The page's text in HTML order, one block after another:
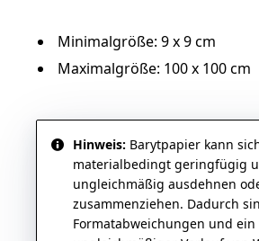
Minimalgröße: 9 x 9 cm
Maximalgröße: 100 x 100 cm
Hinweis: Barytpapier kann
materialbedingt geringfügig
ungleichmäßig ausdehnen
zusammenziehen. Dadurch
Formatabweichungen und ein